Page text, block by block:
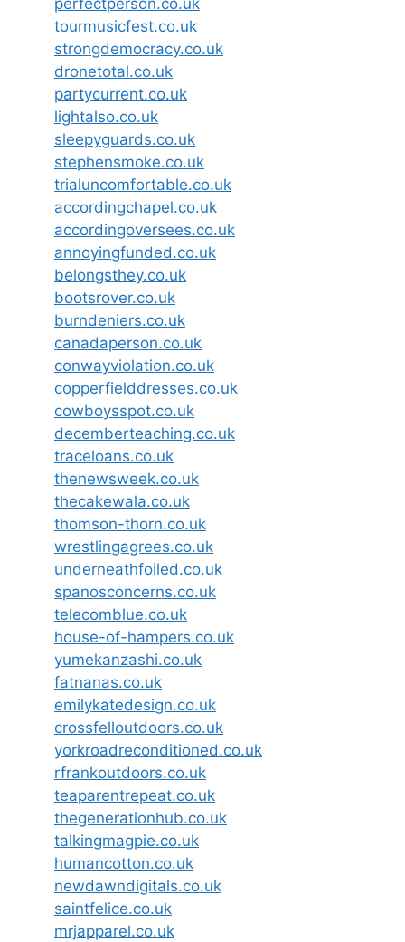
perfectperson.co.uk
tourmusicfest.co.uk
strongdemocracy.co.uk
dronetotal.co.uk
partycurrent.co.uk
lightalso.co.uk
sleepyguards.co.uk
stephensmoke.co.uk
trialuncomfortable.co.uk
accordingchapel.co.uk
accordingoversees.co.uk
annoyingfunded.co.uk
belongsthey.co.uk
bootsrover.co.uk
burndeniers.co.uk
canadaperson.co.uk
conwayviolation.co.uk
copperfielddresses.co.uk
cowboysspot.co.uk
decemberteaching.co.uk
traceloans.co.uk
thenewsweek.co.uk
thecakewala.co.uk
thomson-thorn.co.uk
wrestlingagrees.co.uk
underneathfoiled.co.uk
spanosconcerns.co.uk
telecomblue.co.uk
house-of-hampers.co.uk
yumekanzashi.co.uk
fatnanas.co.uk
emilykatedesign.co.uk
crossfelloutdoors.co.uk
yorkroadreconditioned.co.uk
rfrankoutdoors.co.uk
teaparentrepeat.co.uk
thegenerationhub.co.uk
talkingmagpie.co.uk
humancotton.co.uk
newdawndigitals.co.uk
saintfelice.co.uk
mrjapparel.co.uk